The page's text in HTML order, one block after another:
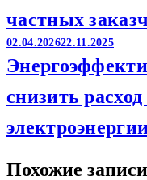
частных
02.04.202622.11.2025
снизить
Похожие записи